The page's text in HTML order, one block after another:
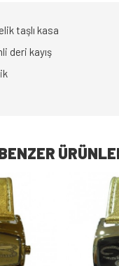
taşlı kasa
deri kayış